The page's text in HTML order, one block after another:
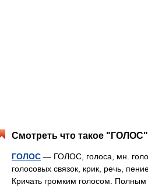
Смотреть что такое
ГОЛОС — ГОЛОС, голоса, мн.
голосовых связок, крик, речь,
Кричать громким голосом. Полным